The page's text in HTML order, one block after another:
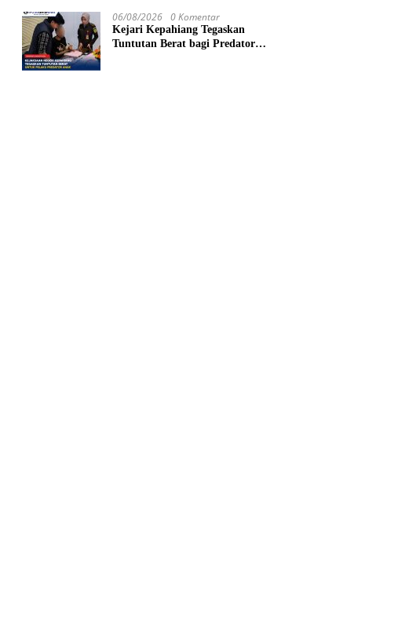
06/08/2026 0 Komentar
Kejari Kepahiang Tegaskan
Tuntutan Berat bagi Predator